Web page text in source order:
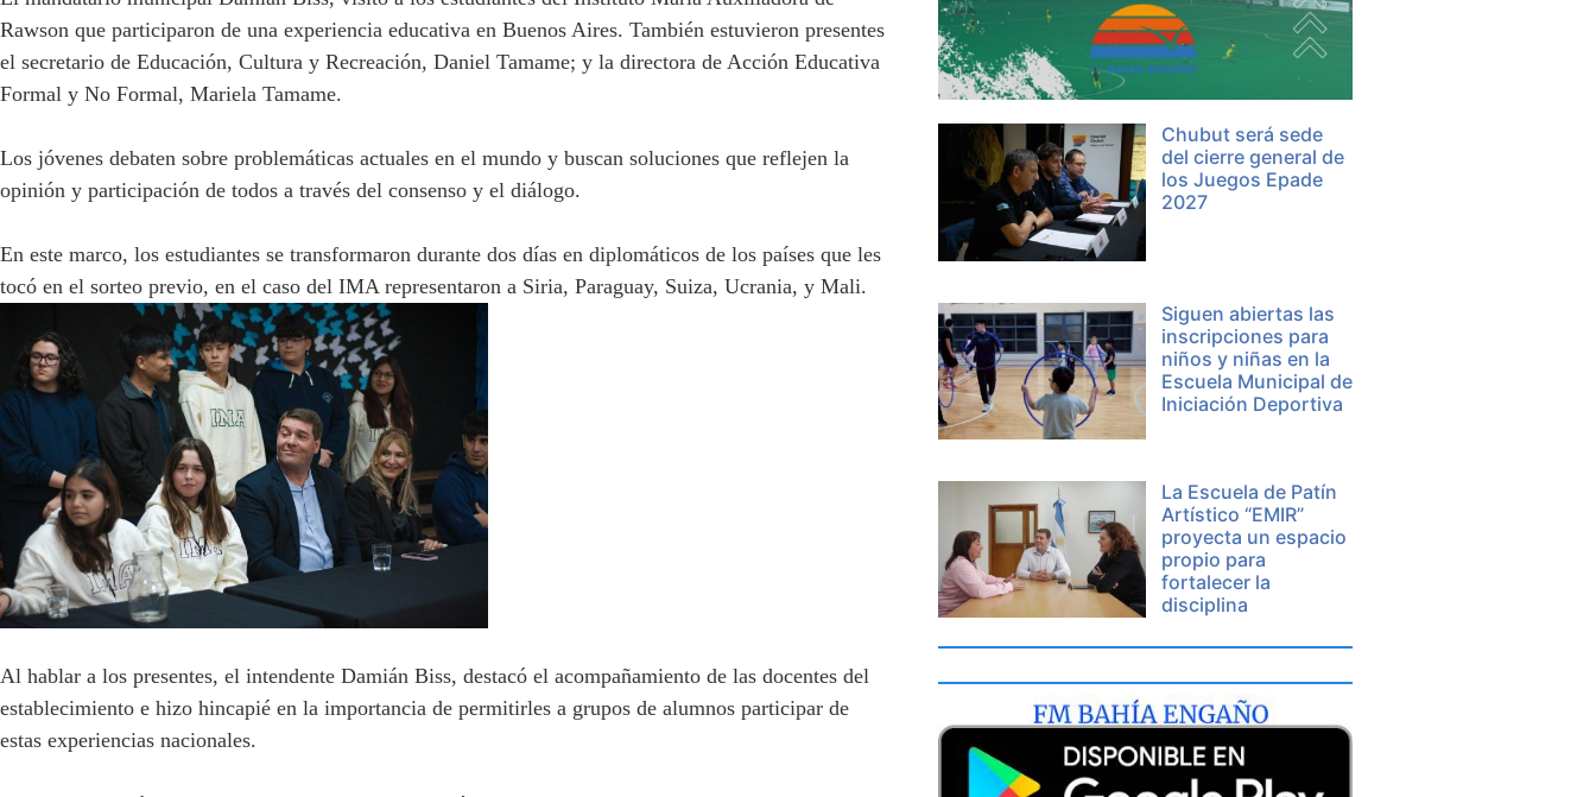
Rawson que participaron de una experiencia educativa en Buenos Aires. También estuvieron presentes
el secretario de Educación, Cultura y Recreación, Daniel Tamame; y la directora de Acción Educativa
Formal y No Formal, Mariela Tamame.
Los jóvenes debaten sobre problemáticas actuales en el mundo y buscan soluciones que reflejen la
opinión y participación de todos a través del consenso y el diálogo.
En este marco, los estudiantes se transformaron durante dos días en diplomáticos de los países que les
tocó en el sorteo previo, en el caso del IMA representaron a Siria, Paraguay, Suiza, Ucrania, y Mali.
Al hablar a los presentes, el intendente Damián Biss, destacó el acompañamiento de las docentes del
establecimiento e hizo hincapié en la importancia de permitirles a grupos de alumnos participar de
estas experiencias nacionales.
Chubut será sede
del cierre general de
los Juegos Epade
2027
Siguen abiertas las
inscripciones para
niños y niñas en la
Escuela Municipal de
Iniciación Deportiva
La Escuela de Patín
Artístico “EMIR”
proyecta un espacio
propio para
fortalecer la
disciplina